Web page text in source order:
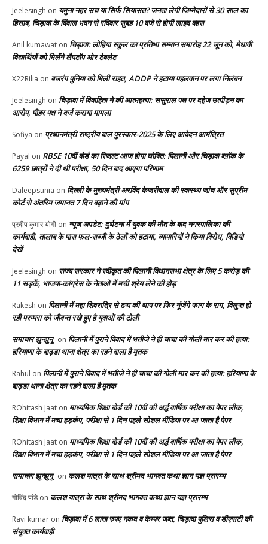
Jeelesingh on यमुना नहर सच या सिर्फ सियासत? जनता लेगी जिम्मेदारों से 30 साल का
हिसाब, चिड़ावा के बिंवाल भवन से रविवार सुबह 10 बजे से होगी लाइव बहस
Anil kumawat on चिड़ावा: लोहिया स्कूल का प्रतिभा सम्मान समारोह 22 जून को, मेधावी
विद्यार्थियों को मिलेंगे लैपटॉप ओर टेबलेट
X22Rilia on बजरंग पुनिया को मिली राहत, ADDP ने हटाया पहलवान पर लगा निलंबन
Jeelesingh on चिड़ावा में विवाहिता ने की आत्महत्या: ससुराल पक्ष पर दहेज उत्पीड़न का
आरोप, पीहर पक्ष ने दर्ज कराया मामला
Sofiya on प्रधानमंत्री राष्ट्रीय बाल पुरस्कार-2025 के लिए आवेदन आमंत्रित
Payal on RBSE 10वीं बोर्ड का रिजल्ट आज होगा घोषित: पिलानी और चिड़ावा ब्लॉक के
6259 छात्रों ने दी थी परीक्षा, 50 दिन बाद आएगा परिणाम
Daleepsunia on दिल्ली के मुख्यमंत्री अरविंद केजरीवाल की स्वास्थ्य जांच और सुप्रीम
कोर्ट से अंतरिम जमानत 7 दिन बढ़ाने की मांग
प्रदीप कुमार योगी on न्यूज अपडेट: दुर्घटना में युवक की मौत के बाद नगरपालिका की
कार्यवाही, तालाब के पास फल-सब्जी के ठेलों को हटाया, व्यापारियों ने किया विरोध, विडियो
देखें
Jeelesingh on राज्य सरकार ने स्वीकृत की पिलानी विधानसभा क्षेत्र के लिए 5 करोड़ की
11 सड़कें, भाजपा-कांग्रेस के नेताओं में मची श्रेय लेने की होड़
Rakesh on पिलानी में महा शिवरात्रि से ढप्प की थाप पर फिर गूंजेंगे फाग के राग, विलुप्त हो
रही परम्परा को जीवन्त रखे हुए है युवाओं की टोली
समाचार झुन्झुनू on पिलानी में पुराने विवाद में भतीजे ने ही चाचा की गोली मार कर की हत्या:
हरियाणा के बाढ़डा थाना क्षेत्र का रहने वाला है मृतक
Rahul on पिलानी में पुराने विवाद में भतीजे ने ही चाचा की गोली मार कर की हत्या: हरियाणा के
बाढ़डा थाना क्षेत्र का रहने वाला है मृतक
ROhitash Jaat on माध्यमिक शिक्षा बोर्ड की 10वीं की अर्द्ध वार्षिक परीक्षा का पेपर लीक,
शिक्षा विभाग में मचा हड़कंप, परीक्षा से 1 दिन पहले सोशल मीडिया पर आ जाता है पेपर
ROhitash Jaat on माध्यमिक शिक्षा बोर्ड की 10वीं की अर्द्ध वार्षिक परीक्षा का पेपर लीक,
शिक्षा विभाग में मचा हड़कंप, परीक्षा से 1 दिन पहले सोशल मीडिया पर आ जाता है पेपर
समाचार झुन्झुनू on कलश यात्रा के साथ श्रीमद भागवत कथा ज्ञान यज्ञ प्रारम्भ
गोविंद पांडेon कलश यात्रा के साथ श्रीमद भागवत कथा ज्ञान यज्ञ प्रारम्भ
Ravi kumar on चिड़ावा में 6 लाख रुपए नकद व कैम्पर जब्त, चिड़ावा पुलिस व डीएसटी की
संयुक्त कार्यवाही